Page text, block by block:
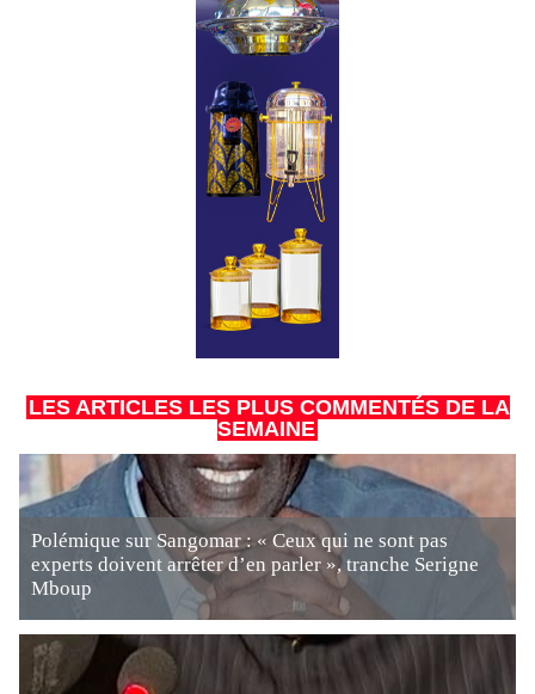
LES ARTICLES LES PLUS COMMENTÉS DE LA
SEMAINE
Polémique sur Sangomar : « Ceux qui ne sont pas
experts doivent arrêter d’en parler », tranche Serigne
Mboup